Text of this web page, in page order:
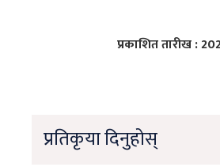
प्रकाशित तारीख :
प्रतिकृया दिनुहोस्